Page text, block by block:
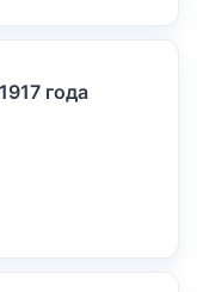
года